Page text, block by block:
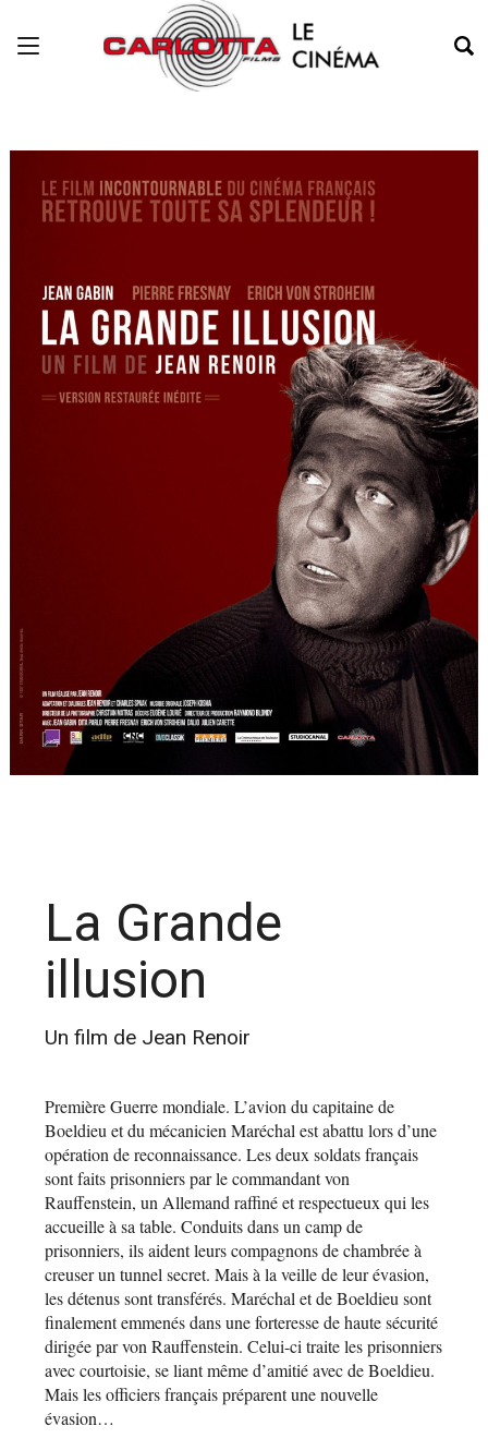
La Grande
illusion
Un film de Jean Renoir
Première Guerre mondiale. L’avion du capitaine de
Boeldieu et du mécanicien Maréchal est abattu lors d’une
opération de reconnaissance. Les deux soldats français
sont faits prisonniers par le commandant von
Rauffenstein, un Allemand raffiné et respectueux qui les
accueille à sa table. Conduits dans un camp de
prisonniers, ils aident leurs compagnons de chambrée à
creuser un tunnel secret. Mais à la veille de leur évasion,
les détenus sont transférés. Maréchal et de Boeldieu sont
finalement emmenés dans une forteresse de haute sécurité
dirigée par von Rauffenstein. Celui-ci traite les prisonniers
avec courtoisie, se liant même d’amitié avec de Boeldieu.
Mais les officiers français préparent une nouvelle
évasion…